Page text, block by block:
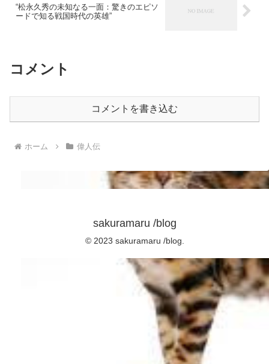
“松永久秀の未知なる一面：驚きのエピソ
ードで知る戦国時代の英雄”
コメント
コメントを書き込む
ホーム 偉人伝
sakuramaru /blog
© 2023 sakuramaru /blog.